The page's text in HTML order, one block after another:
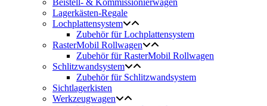
Beistell- & Kommissionierwagen
Lagerkästen-Regale
Lochplattensystem
Zubehör für Lochplattensystem
RasterMobil Rollwagen
Zubehör für RasterMobil Rollwagen
Schlitzwandsystem
Zubehör für Schlitzwandsystem
Sichtlagerkisten
Werkzeugwagen